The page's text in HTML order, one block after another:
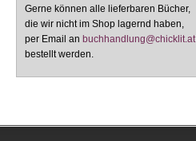
Gerne können alle lieferbaren Bücher,
die wir nicht im Shop lagernd haben,
per Email an buchhandlung@chicklit.at
bestellt werden.